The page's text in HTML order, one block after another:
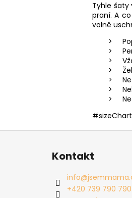
Tyhle
praní. A
volně
Kontakt
info@
+420 739 790 790